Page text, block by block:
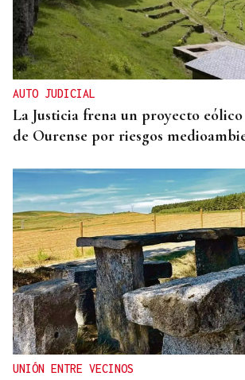
AUTO JUDICIAL
La Justicia frena un proyecto
de Ourense por riesgos
UNIÓN ENTRE VECINOS